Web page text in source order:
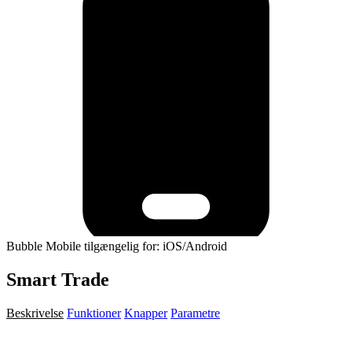
Bubble Mobile tilgængelig for: iOS/Android
Smart Trade
Beskrivelse Funktioner Knapper Parametre